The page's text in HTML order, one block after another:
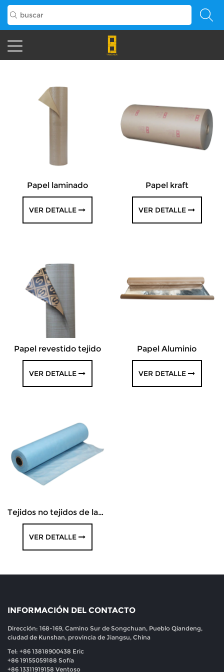
Papel laminado
VER DETALLE
Papel kraft
VER DETALLE
Papel revestido tejido
VER DETALLE
Papel Aluminio
VER DETALLE
Tejidos no tejidos de laminación
VER DETALLE
INFORMACIÓN DEL CONTACTO
Dirección: 168-169, Camino Sur de Songchuan, Pueblo Qiandeng,
ciudad de Kunshan, provincia de Jiangsu, China
Tel: +86 13818900438 Eric
+86 19155059188 Sofía
+86 13311919158 Ventoso